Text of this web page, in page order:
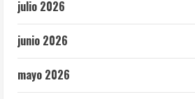
julio 2026
junio 2026
mayo 2026